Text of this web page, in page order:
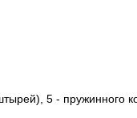
5 - пружинного